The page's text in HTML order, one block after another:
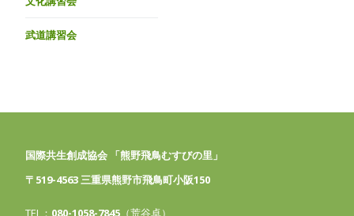
武道講習会
国際共生創成協会 「熊野飛鳥むすびの里」
〒519-4563 三重県熊野市飛鳥町小阪150
TEL： 080-1058-7845 （荒谷卓）